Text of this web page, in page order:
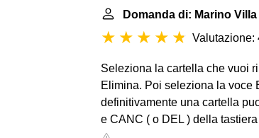
Domanda di: Marino Villa
Valutazione:
Seleziona la cartella che vuoi
Elimina. Poi seleziona la voce
definitivamente una cartella
e CANC ( o DEL ) della